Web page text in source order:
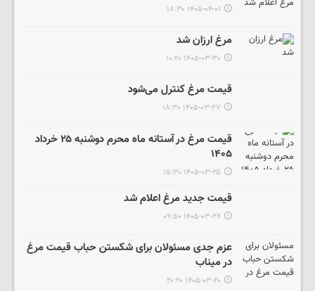
۱۴۰۵-۰۴-۰۱ ۱۸:۳۰
مرغ ارزان شد
۱۴۰۵-۰۳-۳۰ ۱۰:۲۰
قیمت مرغ کنترل می‌شود
۱۴۰۵-۰۳-۲۷ ۱۸:۳۰
قیمت مرغ در آستانه ماه محرم دوشنبه ۲۵ خرداد
۱۴۰۵
۱۴۰۵-۰۳-۲۵ ۱۵:۳۰
قیمت جدید مرغ اعلام شد
۱۴۰۵-۰۳-۲۴ ۰۹:۵۰
عزم جدی مسئولان برای شکستن حباب قیمت مرغ
در میناب
۱۴۰۵-۰۳-۲۰ ۲۰:۲۰